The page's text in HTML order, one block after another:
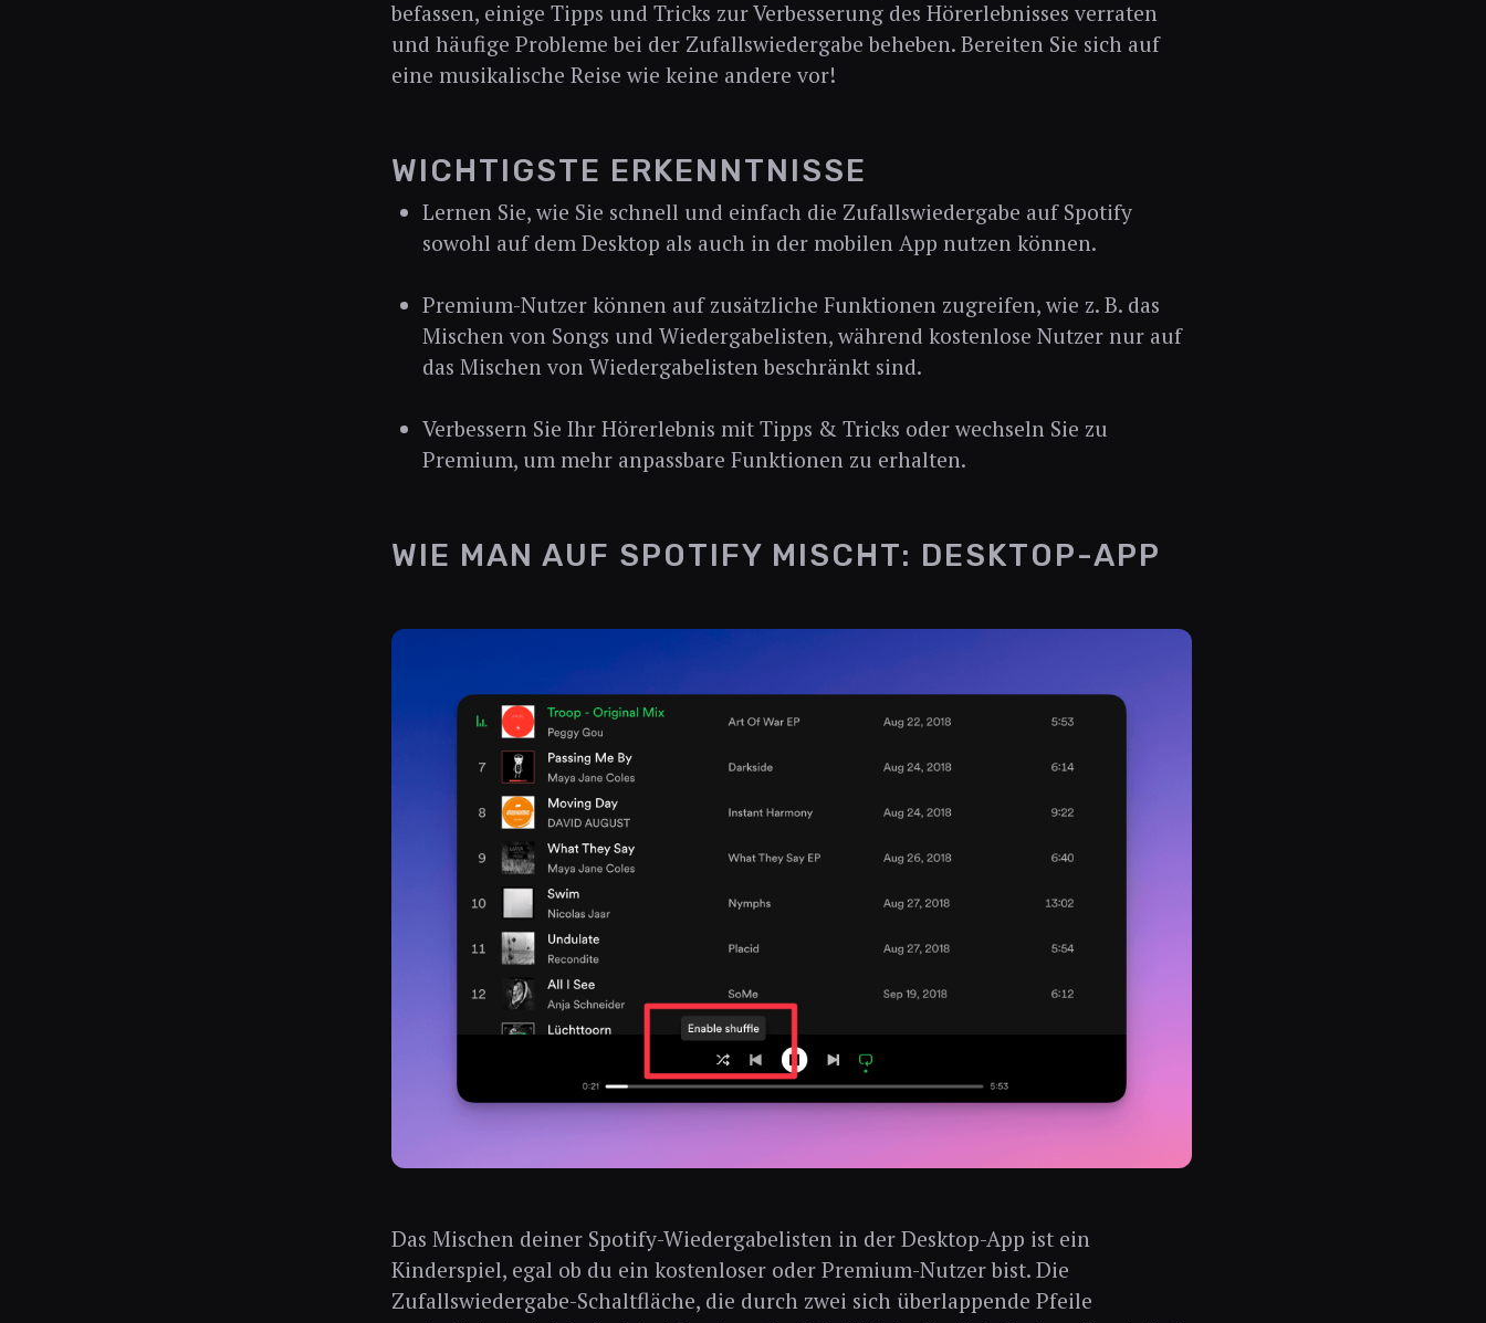
befassen, einige Tipps und Tricks zur Verbesserung des Hörerlebnisses verraten
und häufige Probleme bei der Zufallswiedergabe beheben. Bereiten Sie sich auf
eine musikalische Reise wie keine andere vor!
WICHTIGSTE ERKENNTNISSE
Lernen Sie, wie Sie schnell und einfach die Zufallswiedergabe auf Spotify
sowohl auf dem Desktop als auch in der mobilen App nutzen können.
Premium-Nutzer können auf zusätzliche Funktionen zugreifen, wie z. B. das
Mischen von Songs und Wiedergabelisten, während kostenlose Nutzer nur auf
das Mischen von Wiedergabelisten beschränkt sind.
Verbessern Sie Ihr Hörerlebnis mit Tipps & Tricks oder wechseln Sie zu
Premium, um mehr anpassbare Funktionen zu erhalten.
WIE MAN AUF SPOTIFY MISCHT: DESKTOP-APP
Das Mischen deiner Spotify-Wiedergabelisten in der Desktop-App ist ein
Kinderspiel, egal ob du ein kostenloser oder Premium-Nutzer bist. Die
Zufallswiedergabe-Schaltfläche, die durch zwei sich überlappende Pfeile